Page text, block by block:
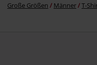
Große Größen Männer T-